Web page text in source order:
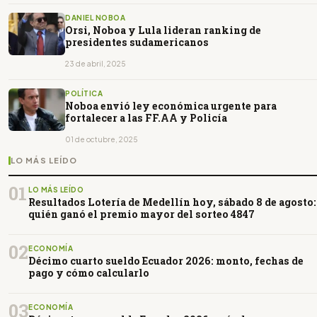
DANIEL NOBOA
Orsi, Noboa y Lula lideran ranking de
presidentes sudamericanos
23 de abril, 2025
POLÍTICA
Noboa envió ley económica urgente para
fortalecer a las FF.AA y Policía
01 de octubre, 2025
LO MÁS LEÍDO
01 LO MÁS LEÍDO
Resultados Lotería de Medellín hoy, sábado 8 de agosto:
quién ganó el premio mayor del sorteo 4847
02 ECONOMÍA
Décimo cuarto sueldo Ecuador 2026: monto, fechas de
pago y cómo calcularlo
03ECONOMÍA